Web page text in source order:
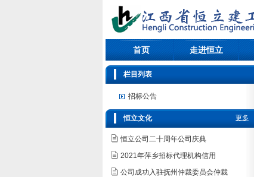
首页 走进恒立
栏目列表
招标公告
更多
恒立文化
恒立公司二十周年公司庆典
2021年萍乡招标代理机构信用
公司成功入驻抚州仲裁委员会仲裁